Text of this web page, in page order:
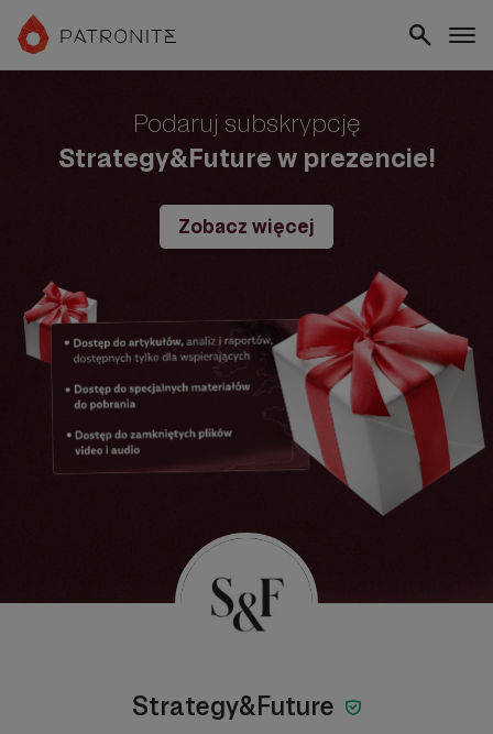
Podaruj subskrypcję
Strategy&Future w prezencie!
Zobacz więcej
Strategy&Future